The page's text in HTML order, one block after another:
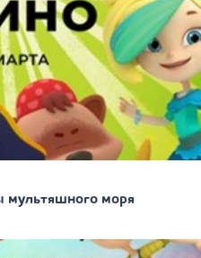
мультяшного моря